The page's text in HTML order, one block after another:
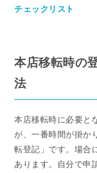
チェックリスト
本店移転時の
法
本店移転時に必要と
が、一番時間が掛か
転登記」です。場合
あります。自分で申